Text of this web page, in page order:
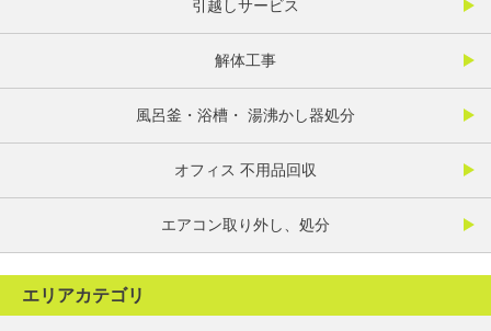
引越しサービス
解体工事
風呂釜・浴槽・ 湯沸かし器処分
オフィス 不用品回収
エアコン取り外し、処分
エリアカテゴリ